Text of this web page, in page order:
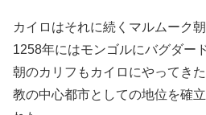
カイロはそれに続くマルムーク
1258年にはモンゴルにバグダー
朝のカリフもカイロにやってき
教の中心都市としての地位を確